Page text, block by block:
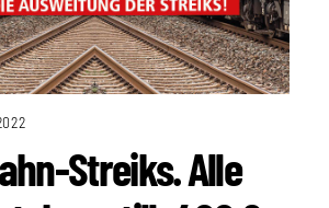
Streiks. Alle